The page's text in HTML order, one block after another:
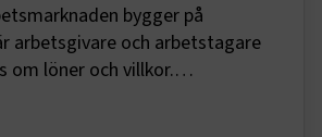
bygger på
arbetsgivare och arbetstagare
om löner och villkor.
Men hur fungerar den svenska